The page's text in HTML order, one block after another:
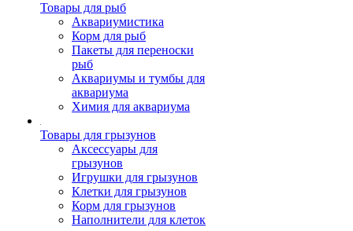
Товары для рыб
Аквариумистика
Корм для рыб
Пакеты для переноски
рыб
Аквариумы и тумбы для
аквариума
Химия для аквариума
Товары для грызунов
Аксессуары для
грызунов
Игрушки для грызунов
Клетки для грызунов
Корм для грызунов
Наполнители для клеток